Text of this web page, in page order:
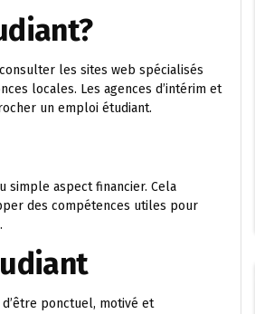
les sites web spécialisés
locales. Les agences d’intérim et
un emploi étudiant.
simple aspect financier. Cela
des compétences utiles pour
ponctuel, motivé et